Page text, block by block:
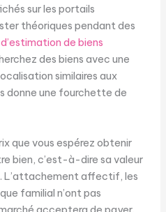
sur les portails
théoriques pendant des
de biens
des biens avec une
similaires aux
donne une fourchette de
que vous espérez obtenir
bien, c’est-à-dire sa valeur
L’attachement affectif, les
familial n’ont pas
acceptera de payer.